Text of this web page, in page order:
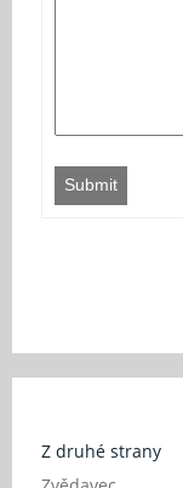
Submit
Z druhé strany